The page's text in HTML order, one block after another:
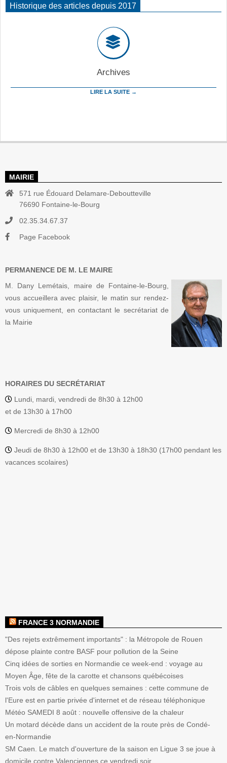
Historique des articles depuis 2017
Archives
LIRE LA SUITE →
MAIRIE
571 rue Édouard Delamare-Deboutteville
76690 Fontaine-le-Bourg
02.35.34.67.37
Page Facebook
PERMANENCE DE M. LE MAIRE
M. Dany Lemétais, maire de Fontaine-le-Bourg,
vous accueillera avec plaisir, le matin sur rendez-
vous uniquement, en contactant le secrétariat de
la Mairie
HORAIRES DU SECRÉTARIAT
Lundi, mardi, vendredi de 8h30 à 12h00
et de 13h30 à 17h00
Mercredi de 8h30 à 12h00
Jeudi de 8h30 à 12h00 et de 13h30 à 18h30 (17h00 pendant les
vacances scolaires)
FRANCE 3 NORMANDIE
"Des rejets extrêmement importants" : la Métropole de Rouen
dépose plainte contre BASF pour pollution de la Seine
Cinq idées de sorties en Normandie ce week-end : voyage au
Moyen Âge, fête de la carotte et chansons québécoises
Trois vols de câbles en quelques semaines : cette commune de
l'Eure est en partie privée d'internet et de réseau téléphonique
Météo SAMEDI 8 août : nouvelle offensive de la chaleur
Un motard décède dans un accident de la route près de Condé-
en-Normandie
SM Caen. Le match d'ouverture de la saison en Ligue 3 se joue à
domicile contre Valenciennes ce vendredi soir